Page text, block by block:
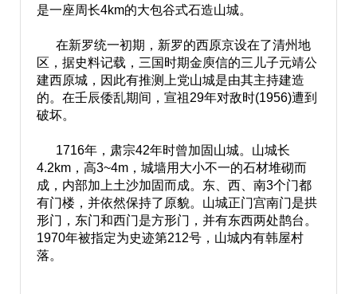
是一座周长4km的大包谷式石造山城。
在新罗统一初期，新罗的西原京设在了清州地
区，据史料记载，三国时期金庾信的三儿子元靖公
建西原城，因此有推测上党山城是由其主持建造
的。在壬辰倭乱期间，宣祖29年对敌时(1956)遭到
破坏。
1716年，肃宗42年时曾加固山城。山城长
4.2km，高3~4m，城墙用大小不一的石材堆砌而
成，内部加上土沙加固而成。东、西、南3个门都
有门楼，并依然保持了原貌。山城正门宫南门是拱
形门，东门和西门是方形门，并有东西两处鹊台。
1970年被指定为史迹第212号，山城内有韩屋村
落。